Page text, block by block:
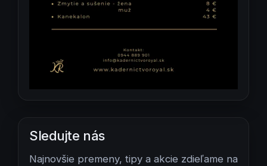
Sledujte nás
Najnovšie premeny, tipy a akcie zdieľame na